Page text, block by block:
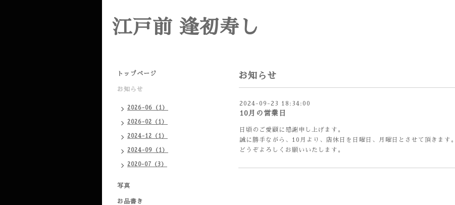
江戸前 逢初寿し
お知らせ
2024-09-23 18:34:00
10月の営業日
日頃のご愛顧に感謝申し上げます。
誠に勝手ながら、10月より、店休日を日曜日、月曜日とさせて頂きます。
どうぞよろしくお願いいたします。
トップページ
お知らせ
2026-06（1）
2026-02（1）
2024-12（1）
2024-09（1）
2020-07（3）
写真
お品書き